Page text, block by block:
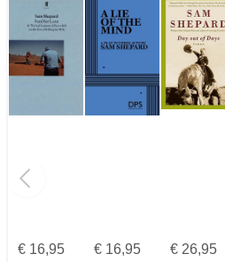
€16,95 €16,95 € 26,95